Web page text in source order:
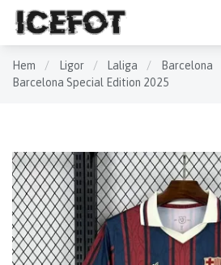
Hem / Ligor / Laliga / Barcelona
Barcelona Special Edition 2025